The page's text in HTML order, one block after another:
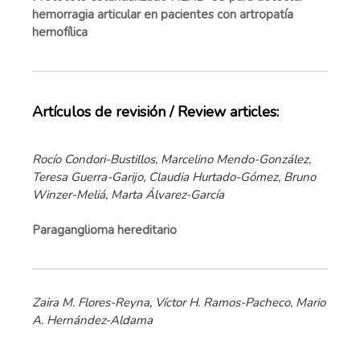
hemorragia articular en pacientes con artropatía
hemofílica
Artículos de revisión / Review articles:
Rocío Condori-Bustillos, Marcelino Mendo-González,
Teresa Guerra-Garijo, Claudia Hurtado-Gómez, Bruno
Winzer-Meliá, Marta Álvarez-García
Paraganglioma hereditario
Zaira M. Flores-Reyna, Víctor H. Ramos-Pacheco, Mario
A. Hernández-Aldama